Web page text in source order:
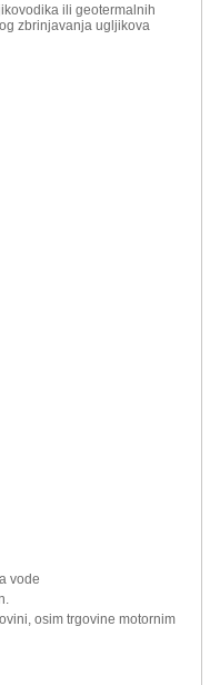
ili geotermalnih
zbrinjavanja ugljikova
vode
osim trgovine motornim